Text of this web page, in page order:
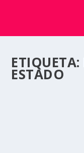
ETIQUETA:
ESTADO